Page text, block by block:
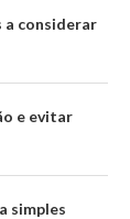
a considerar
e evitar
simples